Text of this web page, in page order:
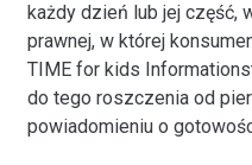
każdy dzień lub jej część,
prawnej, w której
TIME for kids
do tego roszczenia od
powiadomieniu o